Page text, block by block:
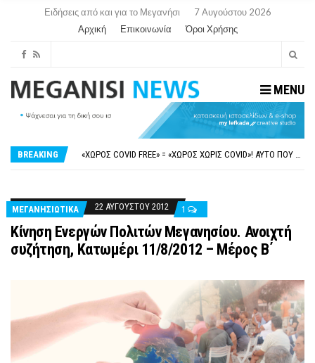
Ειδήσεις από και για το Μεγανήσι
7 Αυγούστου 2026
Αρχική
Επικοινωνία Όροι Χρήσης
MENU
BREAKING
ΝΥΔΡΊ:ΠΙΆΣΤΗΚΑΝ ΣΤΟ ΞΎΛΟ ΟΙ ΙΔΙΟΚΤΉΤΕΣ ΤΟΥΡΙΣΤΙΚΏΝ ΣΚΑΦΏΝ.
«ΧΏΡΟΣ COVID FREE» = «ΧΏΡΟΣ ΧΩΡΊΣ COVID»! ΑΥΤΌ ΠΟΥ ΚΑΝΕΊΣ ΔΕΝ ΈΧΕΙ ΤΟΛΜΉΣΕΙ ΝΑ ΡΩΤΉΣΕΙ
ΠΕΡΊ ΑΝΑΣΤΟΛΉΣ ΝΗΠΙΑΓΩΓΕΊΩΝ ΣΤΗ ΛΕΥΚΆΔΑ
ΜΕΓΑΝΗΣΙΩΤΙΚΑ
22 ΑΥΓΟΎΣΤΟΥ 2012 1
Κίνηση Ενεργών Πολιτών Μεγανησίου. Ανοιχτή
συζήτηση, Κατωμέρι 11/8/2012 – Μέρος Β΄